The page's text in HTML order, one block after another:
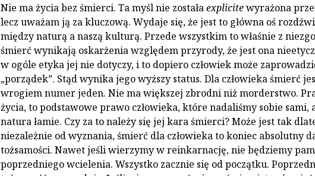
Nie ma życia bez śmierci. Ta myśl nie zostałaexplicitewyrażona
lecz uważam ją za kluczową. Wydaje się, że jest to główna oś
między naturą a naszą kulturą. Przede wszystkim to właśnie z
śmierć wynikają oskarżenia względem przyrody, że jest ona
w ogóle etyka jej nie dotyczy, i to dopiero człowiek może
„porządek”. Stąd wynika jego wyższy status. Dla człowieka śmierć
wrogiem numer jeden. Nie ma większej zbrodni niż morderstwo.
życia, to podstawowe prawo człowieka, które nadaliśmy sobie sami,
natura łamie. Czy za to należy się jej kara śmierci? Może jest tak
niezależnie od wyznania, śmierć dla człowieka to koniec absolutny
tożsamości. Nawet jeśli wierzymy w reinkarnację, nie będziemy
poprzedniego wcielenia. Wszystko zacznie się od początku.